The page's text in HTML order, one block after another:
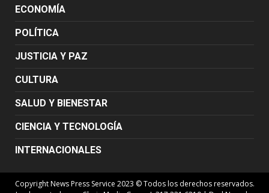
ECONOMÍA
POLÍTICA
JUSTICIA Y PAZ
CULTURA
SALUD Y BIENESTAR
CIENCIA Y TECNOLOGÍA
INTERNACIONALES
Copyright News Press Service 2023 © Todos los derechos reservados.